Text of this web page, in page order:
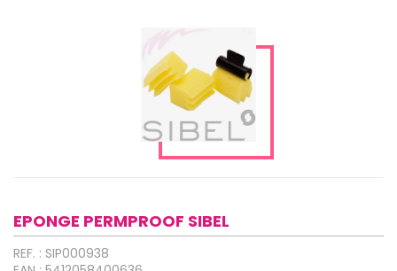
EPONGE PERMPROOF SIBEL
REF. : SIP000938